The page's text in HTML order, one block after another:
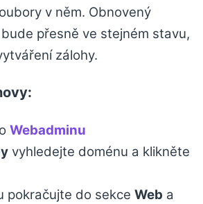
v něm. Obnovený
přesně ve stejném stavu,
zálohy.
Webadminu
vyhledejte doménu a klikněte
pokračujte do sekce Web a